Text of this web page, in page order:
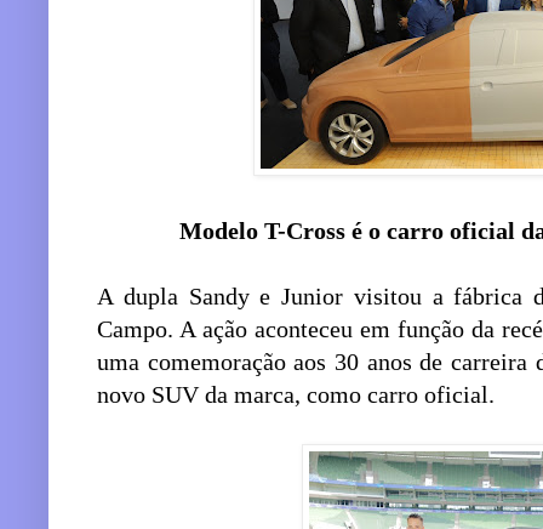
Modelo T-Cross é o carro oficial
A dupla Sandy e Junior visitou a fábrica
Campo. A ação aconteceu em função da
uma comemoração aos 30 anos de
novo SUV da marca, como carro oficial.